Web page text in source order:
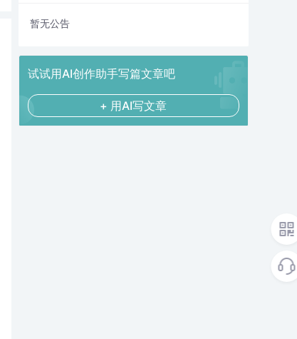
暂无公告
试试用AI创作助手写篇文章吧
+ 用AI写文章